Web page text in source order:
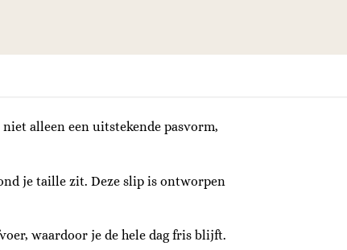
alleen een uitstekende pasvorm,
je taille zit. Deze slip is ontworpen
waardoor je de hele dag fris blijft.